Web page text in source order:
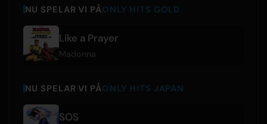
NU SPELAR VI PÅONLY HITS GOLD
Like a Prayer
Madonna
NU SPELAR VI PÅONLY HITS JAPAN
SOS